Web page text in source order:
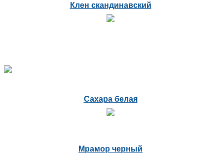
Клен скандинавский
Сахара белая
Мрамор черный